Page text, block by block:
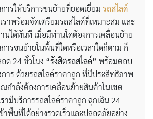
ารให้บริการขนย้ายที่ยอดเยี่ยม รถสไลด์
เราพร้อมจัดเตรียมรถสไลด์ที่เหมาะสม และ
นได้ทันที เมื่อมีท่านใดต้องการเคลื่อนย้าย
ารขนย้ายในพื้นที่ใดหรือเวลาใดก็ตาม ก็
ด 24 ชั่วโมง “รังสิตรถสไลด์” พร้อมตอบ
าร ด้วยรถสไลด์ราคาถูก ที่มีประสิทธิภาพ
กำลังต้องการเคลื่อนย้ายสินค้าในเขต
ามีบริการรถสไลด์ราคาถูก ฉุกเฉิน 24
าพื้นที่ได้อย่างรวดเร็วและปลอดภัยอย่าง